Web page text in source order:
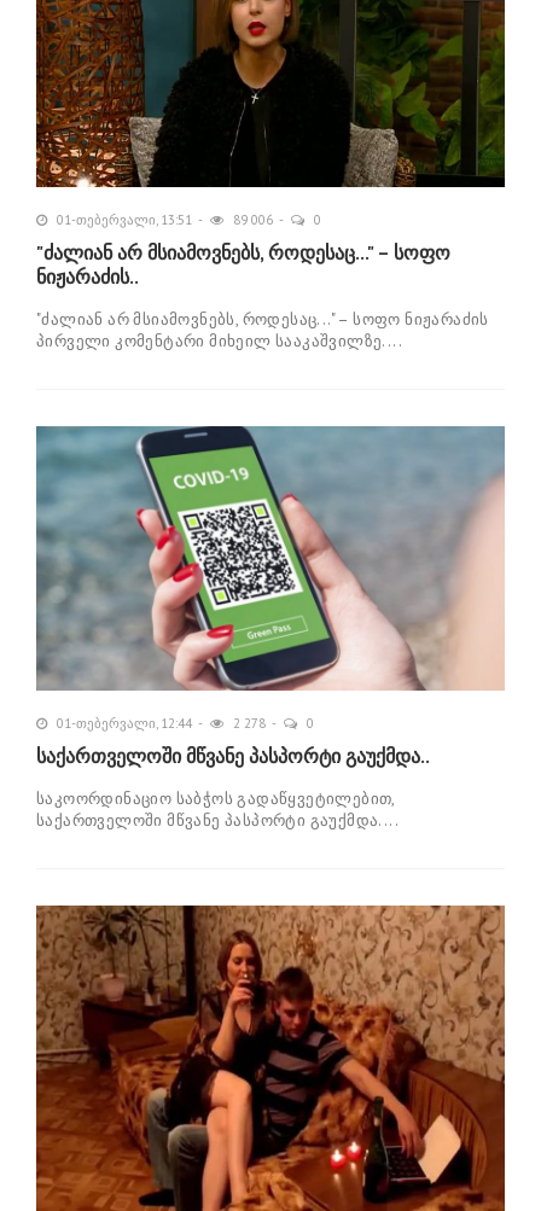
01-თებერვალი, 13:51 89 006 0
"ძალიან არ მსიამოვნებს, როდესაც..." – სოფო
ნიჟარაძის..
"ძალიან არ მსიამოვნებს, როდესაც..." – სოფო ნიჟარაძის
პირველი კომენტარი მიხეილ სააკაშვილზე....
01-თებერვალი, 12:44 2 278 0
საქართველოში მწვანე პასპორტი გაუქმდა..
საკოორდინაციო საბჭოს გადაწყვეტილებით,
საქართველოში მწვანე პასპორტი გაუქმდა....